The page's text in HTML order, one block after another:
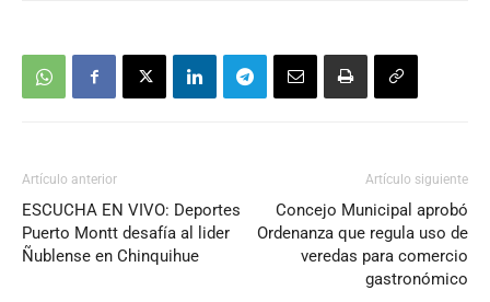
Artículo anterior
ESCUCHA EN VIVO: Deportes
Puerto Montt desafía al lider
Ñublense en Chinquihue
Artículo siguiente
Concejo Municipal aprobó
Ordenanza que regula uso de
veredas para comercio
gastronómico